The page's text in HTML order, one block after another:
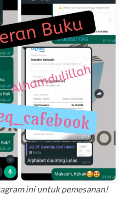
ini untuk pemesanan!